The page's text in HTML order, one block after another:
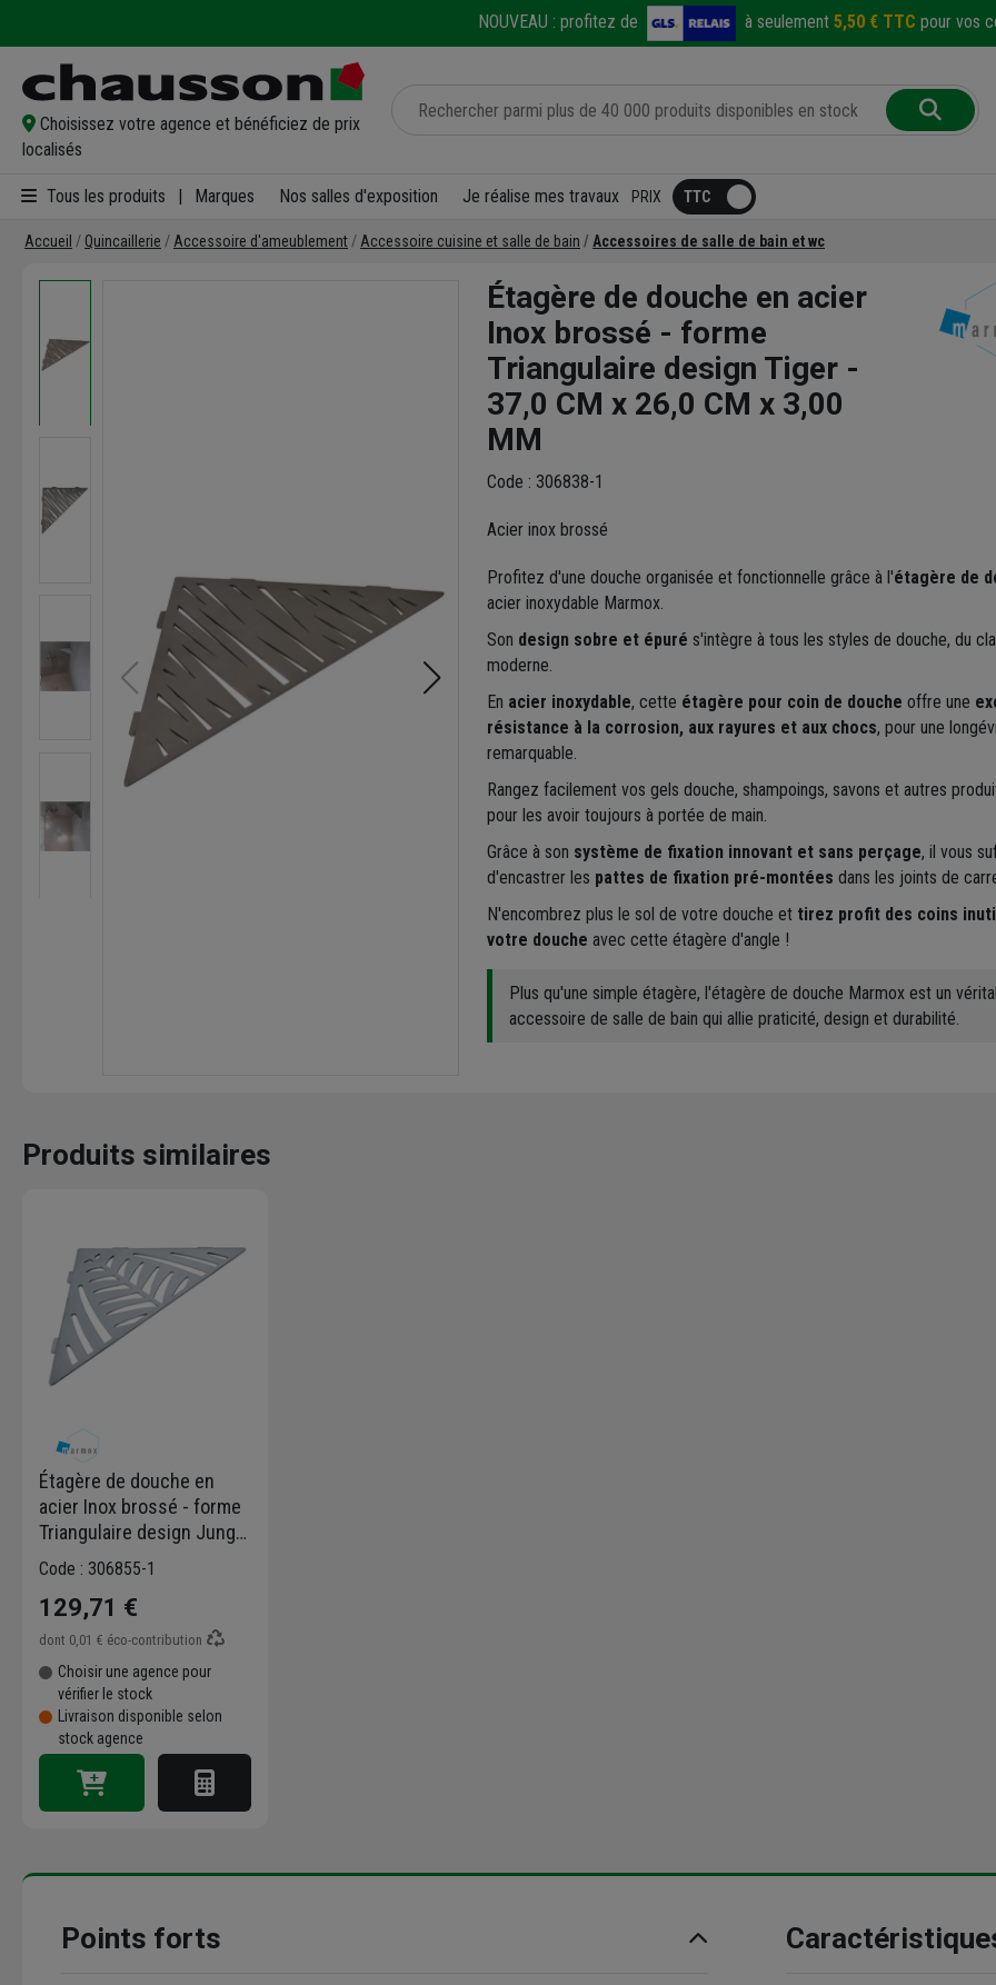
NOUVEAU : profitez de à seulement 5,50 € TTC pour vos
Choisissez votre agence et bénéficiez de prix
localisés
Tous les produits Marques Nos salles d'exposition Je réalise mes travaux PRIX
Accueil Quincaillerie Accessoire d'ameublement Accessoire cuisine et salle de bain Accessoires de salle de bain et wc
Étagère de douche en acier
Inox brossé - forme
Triangulaire design Tiger -
37,0 CM x 26,0 CM x 3,00
MM
Code : 306838-1
Acier inox brossé
Profitez d'une douche organisée et fonctionnelle grâce à l'étagère de
acier inoxydable Marmox.
Son design sobre et épuré s'intègre à tous les styles de douche, du
moderne.
En acier inoxydable, cette étagère pour coin de douche offre une
résistance à la corrosion, aux rayures et aux chocs, pour une
remarquable.
Rangez facilement vos gels douche, shampoings, savons et autres
pour les avoir toujours à portée de main.
Grâce à son système de fixation innovant et sans perçage, il vous
d'encastrer les pattes de fixation pré-montées dans les joints de
N'encombrez plus le sol de votre douche et tirez profit des coins
votre douche avec cette étagère d'angle !
Plus qu'une simple étagère, l'étagère de douche Marmox est un
accessoire de salle de bain qui allie praticité, design et durabilité.
Produits similaires
Étagère de douche en
acier Inox brossé - forme
Triangulaire design Jungle
- 37,0 CM x 26,0 CM x 3,00
Code : 306855-1
129,71 €
dont 0,01 € éco-contribution
Choisir une agence pour
vérifier le stock
Livraison disponible selon
stock agence
Points forts